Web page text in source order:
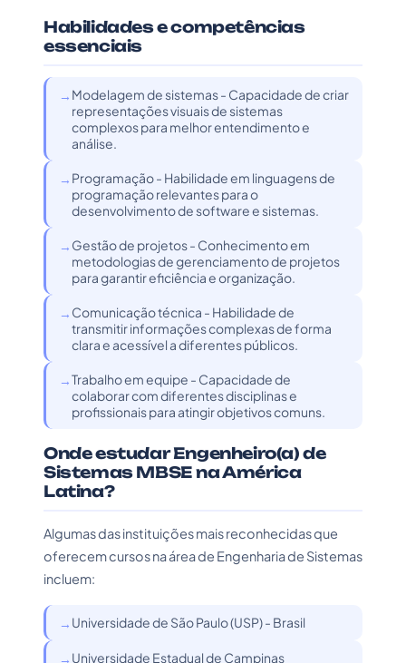
Habilidades e competências
essenciais
Modelagem de sistemas - Capacidade de criar
representações visuais de sistemas
complexos para melhor entendimento e
análise.
Programação - Habilidade em linguagens de
programação relevantes para o
desenvolvimento de software e sistemas.
Gestão de projetos - Conhecimento em
metodologias de gerenciamento de projetos
para garantir eficiência e organização.
Comunicação técnica - Habilidade de
transmitir informações complexas de forma
clara e acessível a diferentes públicos.
Trabalho em equipe - Capacidade de
colaborar com diferentes disciplinas e
profissionais para atingir objetivos comuns.
Onde estudar Engenheiro(a) de
Sistemas MBSE na América
Latina?
Algumas das instituições mais reconhecidas que
oferecem cursos na área de Engenharia de Sistemas
incluem:
Universidade de São Paulo (USP) - Brasil
Universidade Estadual de Campinas